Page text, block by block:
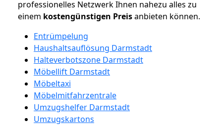
professionelles Netzwerk Ihnen nahezu alles zu
einem kostengünstigen Preisanbieten können.
Entrümpelung
Haushaltsauflösung Darmstadt
Halteverbotszone Darmstadt
Möbellift Darmstadt
Möbeltaxi
Möbelmitfahrzentrale
Umzugshelfer Darmstadt
Umzugskartons